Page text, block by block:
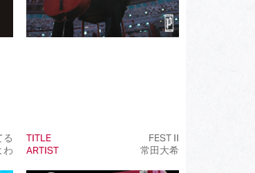
る
わ
TITLE
FEST II
ARTIST
常田大希